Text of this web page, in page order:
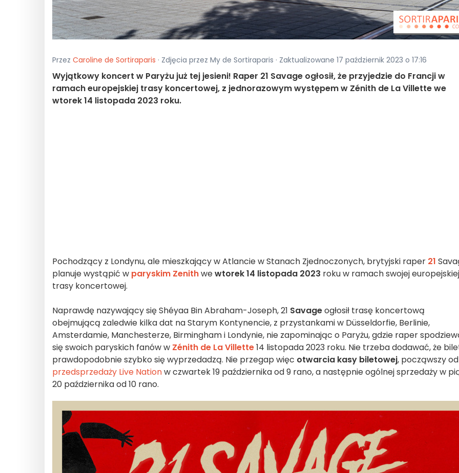
Przez Caroline de Sortiraparis · Zdjęcia przez My de Sortiraparis · Zaktualizowane 17 październik 2023 o 17:16
Wyjątkowy koncert w Paryżu już tej jesieni! Raper 21 Savage ogłosił, że przyjedzie do Francji w
ramach europejskiej trasy koncertowej, z jednorazowym występem w Zénith de La Villette we
wtorek 14 listopada 2023 roku.
Pochodzący z Londynu, ale mieszkający w Atlancie w Stanach Zjednoczonych, brytyjski raper 21
planuje wystąpić w paryskim Zenithwewtorek 14 listopada 2023 roku w ramach swojej europejskiej
trasy koncertowej.
Naprawdę nazywający się Shéyaa Bin Abraham-Joseph, 21 Savageogłosił trasę koncertową
obejmującą zaledwie kilka dat na Starym Kontynencie, z przystankami w Düsseldorfie, Berlinie,
Amsterdamie, Manchesterze, Birmingham i Londynie, nie zapominając o Paryżu, gdzie raper
się swoich paryskich fanów w Zénith de La Villette14 listopada 2023 roku. Nie trzeba dodawać, że
prawdopodobnie szybko się wyprzedadzą. Nie przegap więc otwarcia kasy biletowej, począwszy od
przedsprzedaży Live Nationw czwartek 19 października od 9 rano, a następnie ogólnej sprzedaży w
20 października od 10 rano.